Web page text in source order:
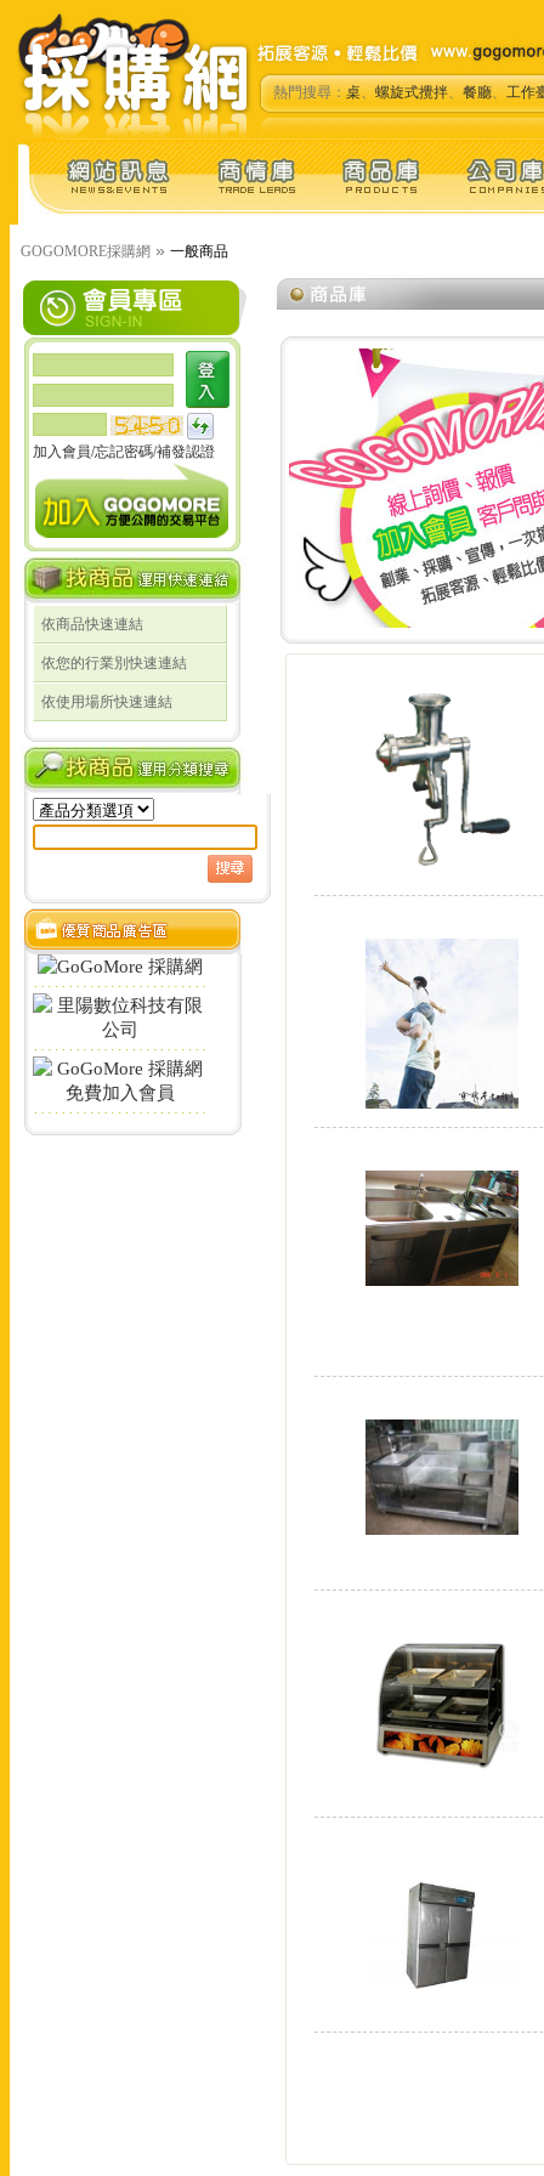
熱門搜尋：桌、螺旋式攪拌、餐廳、工作
GOGOMORE採購網 » 一般商品
加入會員/忘記密碼/補發認證
依商品快速連結
依您的行業別快速連結
依使用場所快速連結
線上詢價 創業 採購
線上詢價 創業 採購 宣傳 一次搞定!